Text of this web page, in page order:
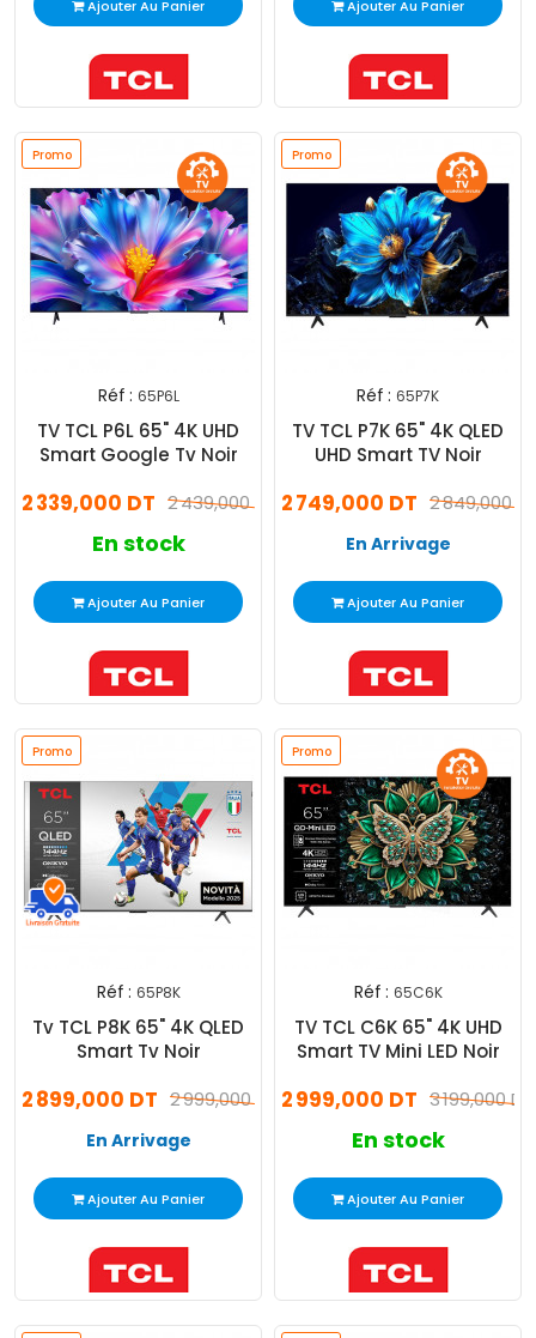
Ajouter Au Panier Ajouter Au Panier
Promo
Réf : 65P6L
TV TCL P6L 65" 4K UHD
Smart Google Tv Noir
2 439,000 DT
2 339,000 DT
En stock
Ajouter Au Panier
Promo
Réf : 65P7K
TV TCL P7K 65" 4K QLED
UHD Smart TV Noir
2 849,000
2 749,000 DT
En Arrivage
Ajouter Au Panier
Promo
Réf : 65P8K
Tv TCL P8K 65" 4K QLED
Smart Tv Noir
2 999,000 DT
2 899,000 DT
En Arrivage
Ajouter Au Panier
Promo
Réf : 65C6K
TV TCL C6K 65" 4K UHD
Smart TV Mini LED Noir
3 199,000 DT
2 999,000 DT
En stock
Ajouter Au Panier